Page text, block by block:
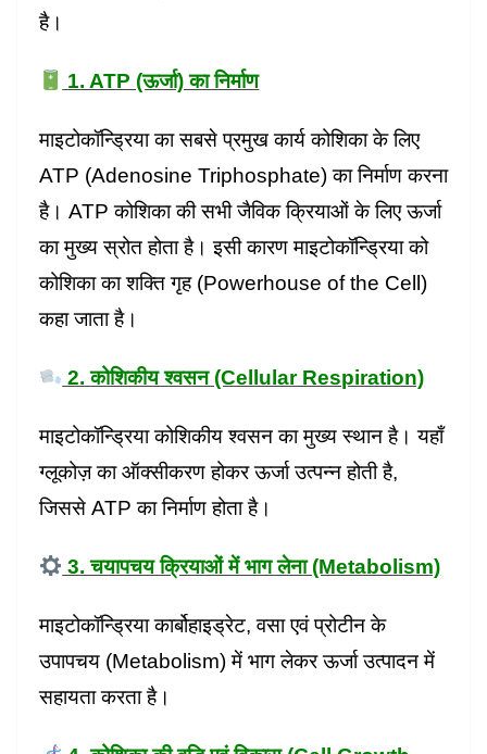
है।
1. ATP (ऊर्जा) का निर्माण
माइटोकॉन्ड्रिया का सबसे प्रमुख कार्य कोशिका के लिए
ATP (Adenosine Triphosphate) का निर्माण करना
है। ATP कोशिका की सभी जैविक क्रियाओं के लिए ऊर्जा
का मुख्य स्रोत होता है। इसी कारण माइटोकॉन्ड्रिया को
कोशिका का शक्ति गृह (Powerhouse of the Cell)
कहा जाता है।
2. कोशिकीय श्वसन (Cellular Respiration)
माइटोकॉन्ड्रिया कोशिकीय श्वसन का मुख्य स्थान है। यहाँ
ग्लूकोज़ का ऑक्सीकरण होकर ऊर्जा उत्पन्न होती है,
जिससे ATP का निर्माण होता है।
3. चयापचय क्रियाओं में भाग लेना (Metabolism)
माइटोकॉन्ड्रिया कार्बोहाइड्रेट, वसा एवं प्रोटीन के
उपापचय (Metabolism) में भाग लेकर ऊर्जा उत्पादन में
सहायता करता है।